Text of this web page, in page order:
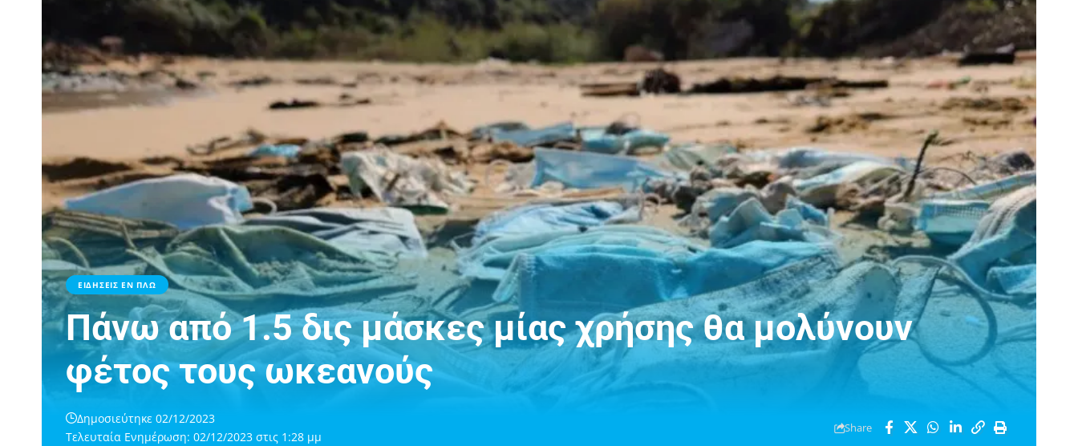
ΕΙΔΗΣΕΙΣ ΕΝ ΠΛΩ
Πάνω από 1.5 δις μάσκες μίας χρήσης θα μολύνουν
φέτος τους ωκεανούς
Τελευταία Ενημέρωση: 02/12/2023 στις 1:28 μμ
Δημοσιεύτηκε 02/12/2023
Share